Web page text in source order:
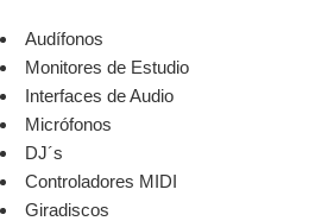
Audífonos
Monitores de Estudio
Interfaces de Audio
Micrófonos
DJ´s
Controladores MIDI
Giradiscos